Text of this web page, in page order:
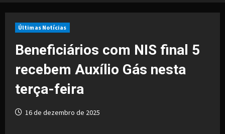
Últimas Notícias
Beneficiários com NIS final 5
recebem Auxílio Gás nesta
terça-feira
16 de dezembro de 2025